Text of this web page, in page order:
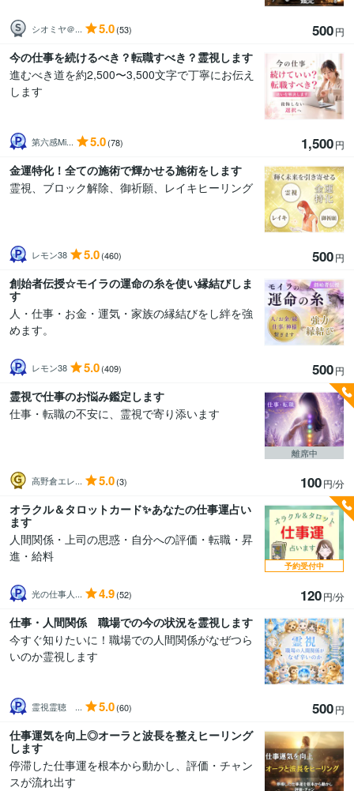
シオミヤ＠... 5.0(53) 500円
今の仕事を続けるべき？転職すべき？霊視します
進むべき道を約2,500〜3,500文字で丁寧にお伝え
します
第六感Mi... 5.0(78) 1,500円
金運特化！全ての施術で輝かせる施術をします
霊視、ブロック解除、御祈願、レイキヒーリング
レモン38 5.0(460) 500円
創始者伝授☆モイラの運命の糸を使い縁結びしま
す
人・仕事・お金・運気・家族の縁結びをし絆を強
めます。
レモン38 5.0(409) 500円
霊視で仕事のお悩み鑑定します
仕事・転職の不安に、霊視で寄り添います
高野倉エレ... 5.0(3) 100円/分
離席中
オラクル＆タロットカード✨️あなたの仕事運占い
ます
人間関係・上司の思惑・自分への評価・転職・昇
進・給料
光の仕事人... 4.9(52) 120円/分
予約受付中
仕事・人間関係 職場での今の状況を霊視します
今すぐ知りたいに！職場での人間関係がなぜつら
いのか霊視します
霊視霊聴 ... 5.0(60) 500円
仕事運気を向上◎オーラと波長を整えヒーリング
します
停滞した仕事運を根本から動かし、評価・チャン
スが流れ出す